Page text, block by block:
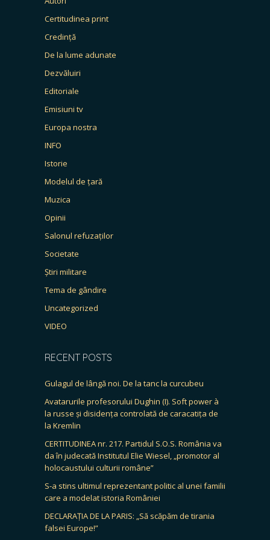
Certitudinea print
Credință
De la lume adunate
Dezvăluiri
Editoriale
Emisiuni tv
Europa nostra
INFO
Istorie
Modelul de țară
Muzica
Opinii
Salonul refuzaților
Societate
Știri militare
Tema de gândire
Uncategorized
VIDEO
RECENT POSTS
Gulagul de lângă noi. De la tanc la curcubeu
Avatarurile profesorului Dughin (I). Soft power à
la russe și disidența controlată de caracatița de
la Kremlin
CERTITUDINEA nr. 217. Partidul S.O.S. România va
da în judecată Institutul Elie Wiesel, „promotor al
holocaustului culturii române”
S-a stins ultimul reprezentant politic al unei familii
care a modelat istoria României
DECLARAȚIA DE LA PARIS: „Să scăpăm de tirania
falsei Europe!”